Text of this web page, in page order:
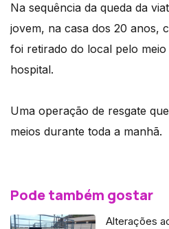
Na sequência da queda da
jovem, na casa dos 20 anos,
foi retirado do local pelo
hospital.
Uma operação de resgate
meios durante toda a manhã.
Pode também gostar
Alterações